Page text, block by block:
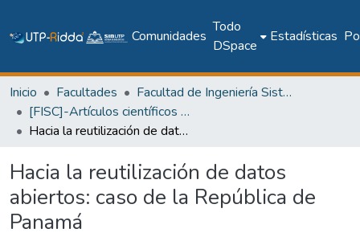
Comunidades
Todo
DSpace
Estadísticas
Inicio Facultades
Facultad de Ingeniería Sistemas Computacionales
[FISC]-Artículos científicos y académicos
Hacia la reutilización de datos abiertos: caso de la República de Panamá
Hacia la reutilización de datos
abiertos: caso de la República de
Panamá